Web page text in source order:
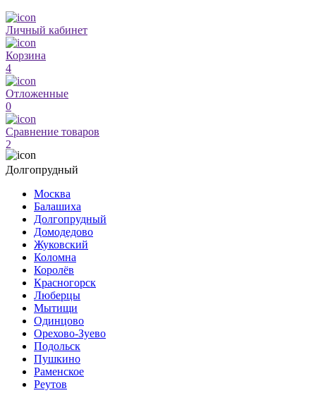
Личный кабинет
Корзина
4
Отложенные
0
Сравнение товаров
2
Долгопрудный
Москва
Балашиха
Долгопрудный
Домодедово
Жуковский
Коломна
Королёв
Красногорск
Люберцы
Мытищи
Одинцово
Орехово-Зуево
Подольск
Пушкино
Раменское
Реутов